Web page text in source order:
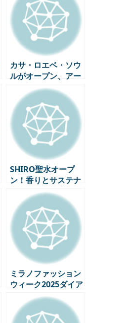
なバランス
カサ・ロエベ・ソウ
ルがオープン、アー
トとクラフトが共存
するコレクターの家
SHIRO聖水オープ
ン！香りとサステナ
ビリティが出会った
SHIRO韓国初の旗艦
店
ミラノファッション
ウィーク2025ダイア
リー: エディターが
体験した特別な瞬間
たち